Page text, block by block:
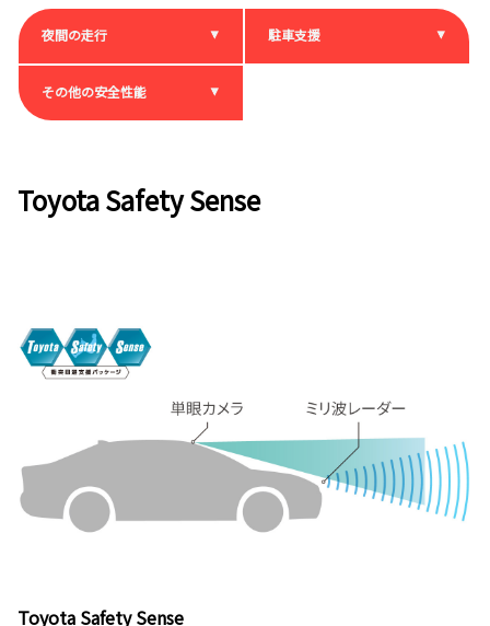
夜間の走行 駐車支援
その他の安全性能
Toyota Safety Sense
Toyota Safety Sense